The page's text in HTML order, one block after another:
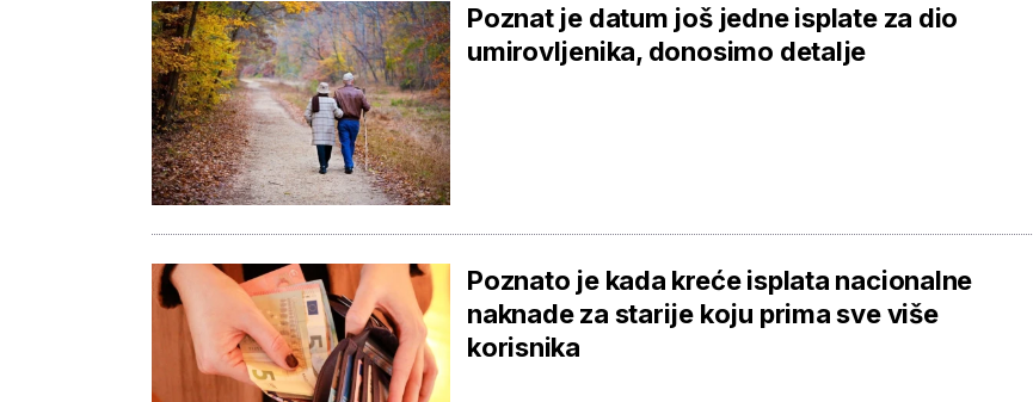
Poznat je datum još jedne isplate za dio
umirovljenika, donosimo detalje
Poznato je kada kreće isplata nacionalne
naknade za starije koju prima sve više
korisnika